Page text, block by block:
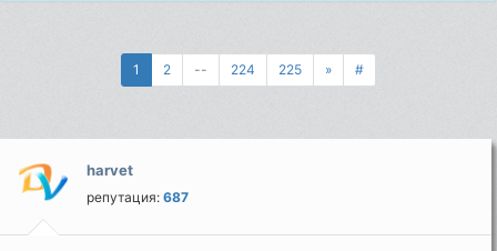
1 2 -- 224 225 » #
harvet
репутация:687